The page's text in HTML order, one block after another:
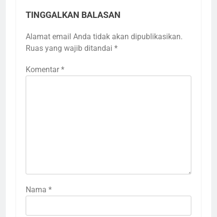
TINGGALKAN BALASAN
Alamat email Anda tidak akan dipublikasikan.
Ruas yang wajib ditandai *
Komentar *
Nama *